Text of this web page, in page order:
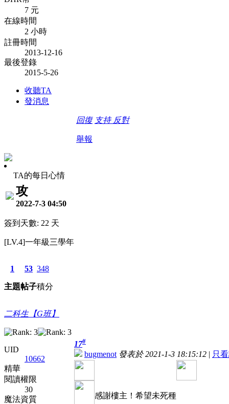
7 元
在線時間
2 小時
註冊時間
2013-12-16
最後登錄
2015-5-26
收聽TA
發消息
回復 支持 反對
舉報
TA的每日心情
攻
2022-7-3 04:50
簽到天數: 22 天
[LV.4]一年級三學年
1
主題
53
帖子
348
積分
二科生【G班】
UID
10662
精華
閱讀權限
30
魔法資質
17#
bugmenot 發表於 2021-1-3 18:15:12 | 只
感謝樓主！希望未死種